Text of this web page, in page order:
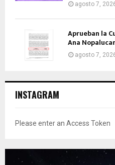
agosto 7,
Aprueban la
Ana
agosto 7,
INSTAGRAM
Please enter an Access Token